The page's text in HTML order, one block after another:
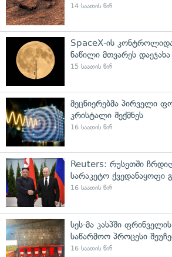
14 საათის წინ
SpaceX-ის
ნაწილი მთვარეს დაეჯახა
15 საათის წინ
მეცნიერებმა პირველი
კრისტალი შექმნეს
16 საათის წინ
Reuters: რუსეთში
სარაკეტო ქვედანაყოფი
16 საათის წინ
სეს-მა კასპში
საწარმოო პროცესი
16 საათის წინ